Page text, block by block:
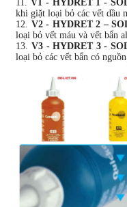
11.V1 - HYDRET 1 -
khi giặt loại bỏ các vết dầu
12. V2 - HYDRET 2 –
loại bỏ vết máu và vết bẩn
13.V3 - HYDRET 3 -
loại bỏ các vết bẩn có